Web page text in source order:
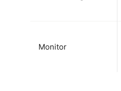
Monitor